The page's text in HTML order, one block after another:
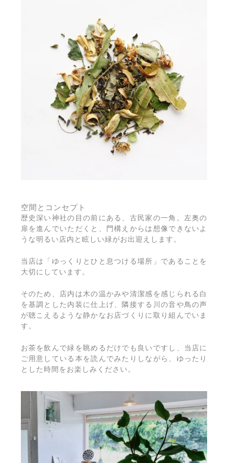
空間とコンセプト
歴史深い神社の目の前にある、古民家の一角。左奥の
扉を進んでいただくと、門構えからは想像できないよ
うな明るい店内と眩しい緑がお出迎えします。
当店は「ゆっくりとひと息つける場所」であることを
大切にしています。
そのため、店内は木の温かみや清潔感を感じられる白
を基調とした内装に仕上げ、隣接する川の音や鳥の声
が聴こえるような静かなお店づくりに取り組んでいま
す。
お茶を飲んで緑を眺めるだけでも良いですし、当店に
ご用意している本を読んでみたりしながら、ゆったり
とした時間をお楽しみください。